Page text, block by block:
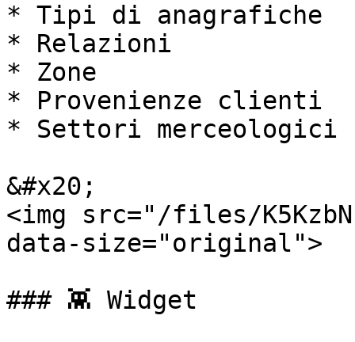
* Tipi di anagrafiche
* Relazioni
* Zone
* Provenienze clienti
* Settori merceologici
&#x20;
<img src="/files/
data-size="original">
### 👾 Widget